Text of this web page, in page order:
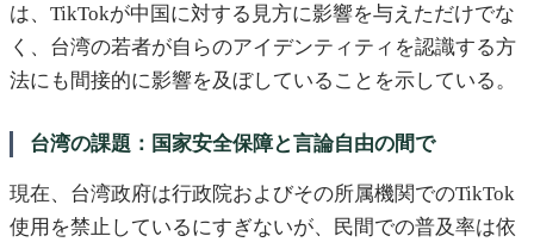
は、TikTokが中国に対する見方に影響を与えただけでな
く、台湾の若者が自らのアイデンティティを認識する方
法にも間接的に影響を及ぼしていることを示している。
台湾の課題：国家安全保障と言論自由の間で
現在、台湾政府は行政院およびその所属機関でのTikTok
使用を禁止しているにすぎないが、民間での普及率は依